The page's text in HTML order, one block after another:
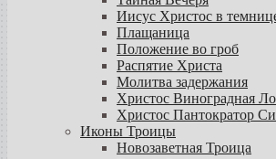
Иисус Христос в
Плащаница
Положение во гроб
Распятие Христа
Молитва задержания
Христос Виноградная
Христос Пантократор
Иконы Троицы
Новозаветная Троица